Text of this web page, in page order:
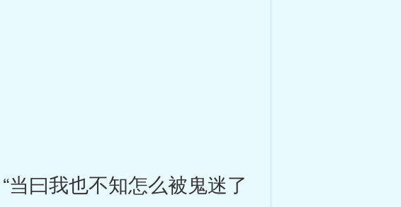
曰我也不知怎么被鬼迷了